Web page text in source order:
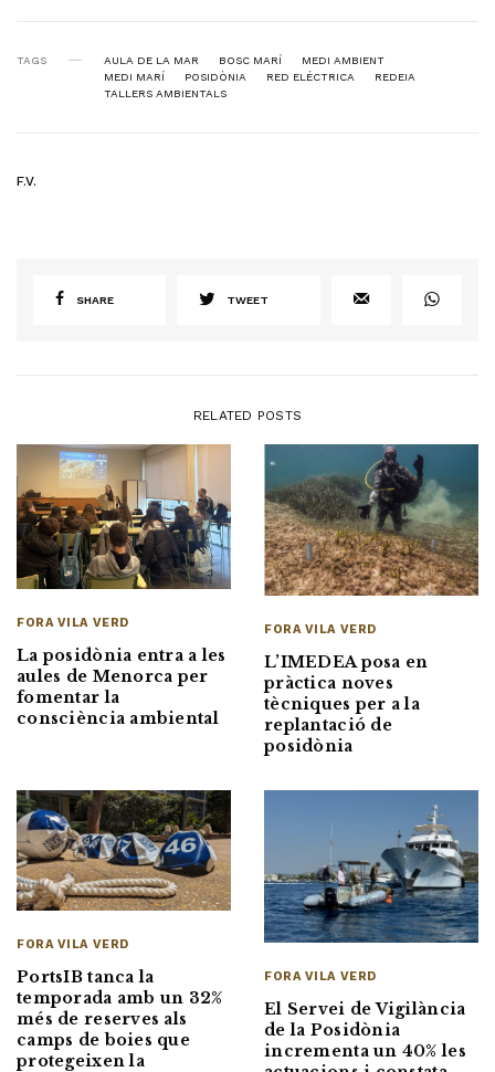
TAGS AULA DE LA MAR BOSC MARÍ
MEDI AMBIENT
MEDI MARÍ
POSIDÒNIA RED ELÉCTRICA
REDEIA
TALLERS AMBIENTALS
F.V.
SHARE TWEET
RELATED POSTS
FORA VILA VERD
La posidònia entra a les
aules de Menorca per
fomentar la
consciència ambiental
FORA VILA VERD
L’IMEDEA posa en
pràctica noves
tècniques per a la
replantació de
posidònia
FORA VILA VERD
PortsIB tanca la
temporada amb un 32%
més de reserves als
camps de boies que
protegeixen la
FORA VILA VERD
El Servei de Vigilància
de la Posidònia
incrementa un 40% les